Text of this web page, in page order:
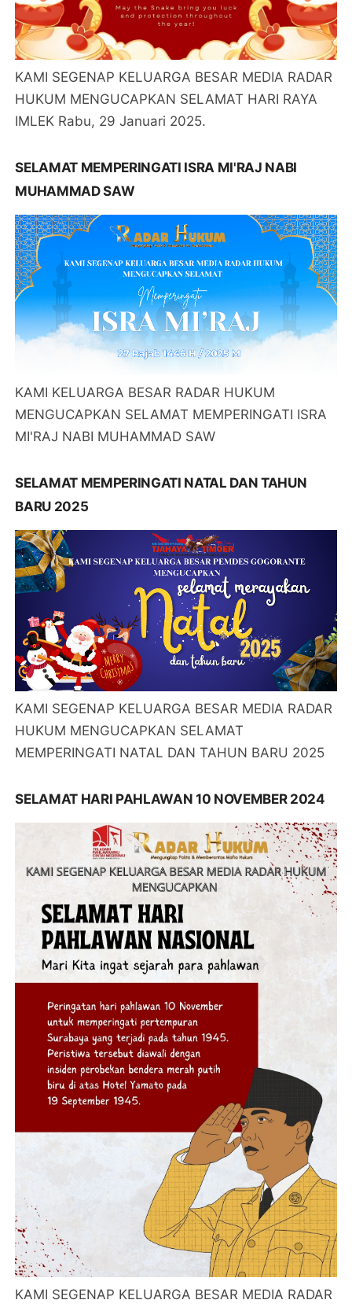
KAMI SEGENAP KELUARGA BESAR MEDIA RADAR
HUKUM MENGUCAPKAN SELAMAT HARI RAYA
IMLEK Rabu, 29 Januari 2025.
SELAMAT MEMPERINGATI ISRA MI'RAJ NABI
MUHAMMAD SAW
KAMI KELUARGA BESAR RADAR HUKUM
MENGUCAPKAN SELAMAT MEMPERINGATI ISRA
MI'RAJ NABI MUHAMMAD SAW
SELAMAT MEMPERINGATI NATAL DAN TAHUN
BARU 2025
KAMI SEGENAP KELUARGA BESAR MEDIA RADAR
HUKUM MENGUCAPKAN SELAMAT
MEMPERINGATI NATAL DAN TAHUN BARU 2025
SELAMAT HARI PAHLAWAN 10 NOVEMBER 2024
KAMI SEGENAP KELUARGA BESAR MEDIA RADAR